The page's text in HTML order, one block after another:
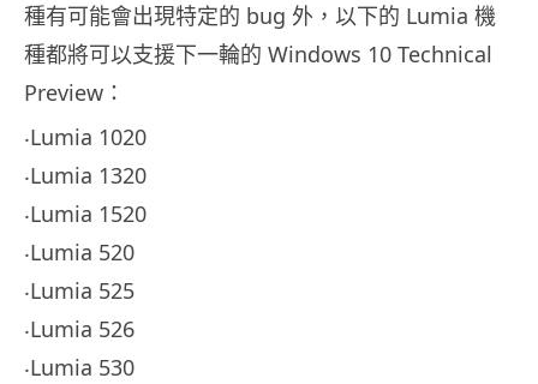
種有可能會出現特定的 bug 外，以下的 Lumia 機
種都將可以支援下一輪的 Windows 10 Technical
Preview：
‧Lumia 1020
‧Lumia 1320
‧Lumia 1520
‧Lumia 520
‧Lumia 525
‧Lumia 526
‧Lumia 530